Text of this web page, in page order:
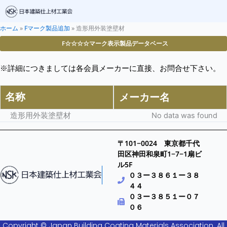
ホーム » Fマーク製品追加 »造形用外装塗壁材
F☆☆☆☆マーク表示製品データベース
※詳細につきましては各会員メーカーに直接、お問合せ下さい。
名称 メーカー名
造形用外装塗壁材 No data was found
〒101−0024 東京都千代
田区神田和泉町1−7−1扇ビ
ル5F
０３ー３８６１ー３８
４４
０３ー３８５１ー０７
０６